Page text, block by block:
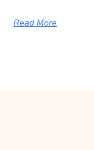
Read More